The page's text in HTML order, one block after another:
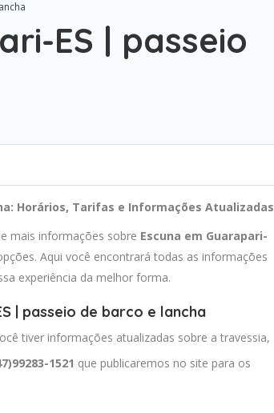
ES | passeio
Horários, Tarifas e Informações Atualizadas
mais informações sobre Escuna em Guarapari-
Aqui você encontrará todas as informações
experiência da melhor forma.
| passeio de barco e lancha
tiver informações atualizadas sobre a travessia,
1521 que publicaremos no site para os